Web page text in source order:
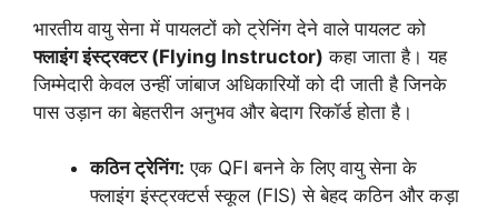
भारतीय वायु सेना में पायलटों को ट्रेनिंग देने वाले पायलट को
फ्लाइंग इंस्ट्रक्टर (Flying Instructor) कहा जाता है। यह
जिम्मेदारी केवल उन्हीं जांबाज अधिकारियों को दी जाती है जिनके
पास उड़ान का बेहतरीन अनुभव और बेदाग रिकॉर्ड होता है।
कठिन ट्रेनिंग: एक QFI बनने के लिए वायु सेना के
फ्लाइंग इंस्ट्रक्टर्स स्कूल (FIS) से बेहद कठिन और कड़ा